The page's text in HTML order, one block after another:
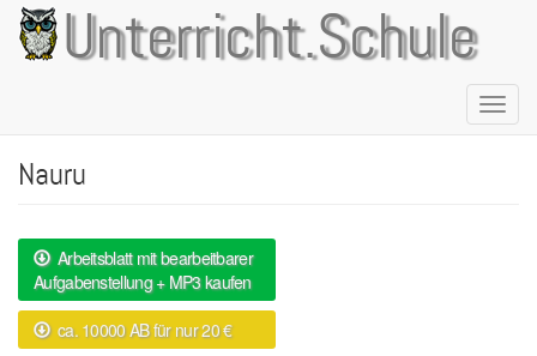
Direkt
zum
Inhalt
Unterricht.Schule
Nauru
Arbeitsblatt mit bearbeitbarer
Aufgabenstellung + MP3 kaufen
ca. 10000 AB für nur 20 €